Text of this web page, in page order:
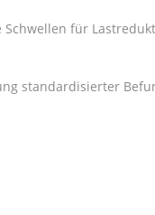
Schwellen für
standardisierter